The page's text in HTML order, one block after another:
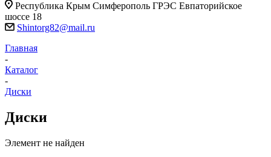
Республика Крым Симферополь ГРЭС Евпаторийское
шоссе 18
Shintorg82@mail.ru
Главная
-
Каталог
-
Диски
Диски
Элемент не найден